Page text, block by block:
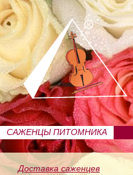
САЖЕНЦЫ ПИТОМНИКА
Доставка саженцев